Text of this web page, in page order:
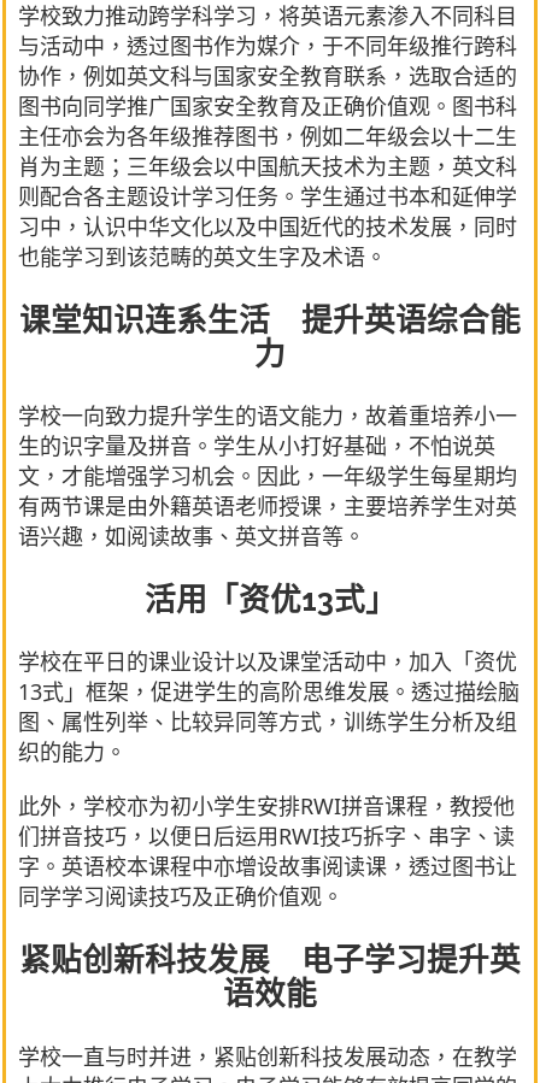
学校致力推动跨学科学习，将英语元素渗入不同科目
与活动中，透过图书作为媒介，于不同年级推行跨科
协作，例如英文科与国家安全教育联系，选取合适的
图书向同学推广国家安全教育及正确价值观。图书科
主任亦会为各年级推荐图书，例如二年级会以十二生
肖为主题；三年级会以中国航天技术为主题，英文科
则配合各主题设计学习任务。学生通过书本和延伸学
习中，认识中华文化以及中国近代的技术发展，同时
也能学习到该范畴的英文生字及术语。
课堂知识连系生活 提升英语综合能
力
学校一向致力提升学生的语文能力，故着重培养小一
生的识字量及拼音。学生从小打好基础，不怕说英
文，才能增强学习机会。因此，一年级学生每星期均
有两节课是由外籍英语老师授课，主要培养学生对英
语兴趣，如阅读故事、英文拼音等。
活用「资优13式」
学校在平日的课业设计以及课堂活动中，加入「资优
13式」框架，促进学生的高阶思维发展。透过描绘脑
图、属性列举、比较异同等方式，训练学生分析及组
织的能力。
此外，学校亦为初小学生安排RWI拼音课程，教授他
们拼音技巧，以便日后运用RWI技巧拆字、串字、读
字。英语校本课程中亦增设故事阅读课，透过图书让
同学学习阅读技巧及正确价值观。
紧贴创新科技发展 电子学习提升英
语效能
学校一直与时并进，紧贴创新科技发展动态，在教学